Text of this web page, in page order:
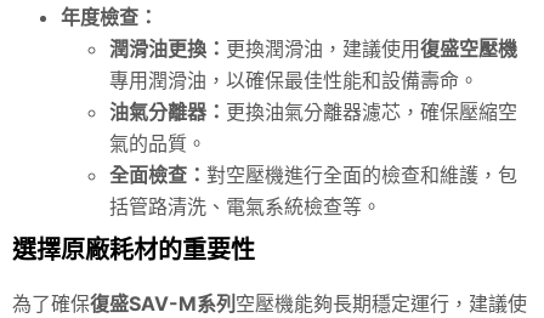
年度檢查：
潤滑油更換： 更換潤滑油，建議使用復盛空壓機
專用潤滑油，以確保最佳性能和設備壽命。
油氣分離器： 更換油氣分離器濾芯，確保壓縮空
氣的品質。
全面檢查： 對空壓機進行全面的檢查和維護，包
括管路清洗、電氣系統檢查等。
選擇原廠耗材的重要性
為了確保復盛SAV-M系列 空壓機能夠長期穩定運行，建議使